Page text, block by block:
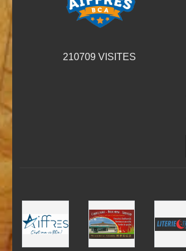
210709 VISITES